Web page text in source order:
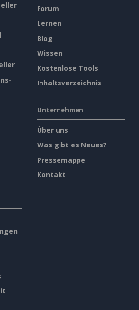
Forum
Lernen
Blog
Wissen
Kostenlose Tools
Inhaltsverzeichnis
Unternehmen
Über uns
Was gibt es Neues?
Pressemappe
Kontakt